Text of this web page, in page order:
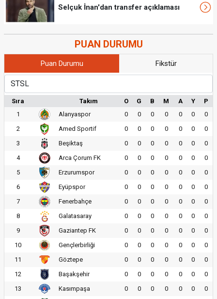
Selçuk İnan'dan transfer açıklaması
PUAN DURUMU
Puan Durumu Fikstür
Sıra Takım O G B M A Y
P
1
Alanyaspor 0 0 0 0 0 0
0
2
Amed Sportif 0 0 0 0 0 0
0
3
Beşiktaş 0 0 0 0 0 0
0
4
Arca Çorum FK 0 0 0 0 0 0
0
5
Erzurumspor 0 0 0 0 0 0
0
6
Eyüpspor 0 0 0 0 0 0
0
7
Fenerbahçe 0 0 0 0 0 0
0
8
Galatasaray 0 0 0 0 0 0
0
9
Gaziantep FK 0 0 0 0 0 0
0
10
Gençlerbirliği 0 0 0 0 0 0
0
11
Göztepe 0 0 0 0 0 0
0
12
Başakşehir 0 0 0 0 0 0
0
13
Kasımpaşa 0 0 0 0 0 0
0